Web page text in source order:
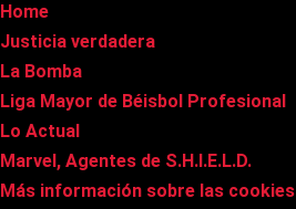
Home
Justicia verdadera
La Bomba
Liga Mayor de Béisbol Profesional
Lo Actual
Marvel, Agentes de S.H.I.E.L.D.
Más información sobre las cookies